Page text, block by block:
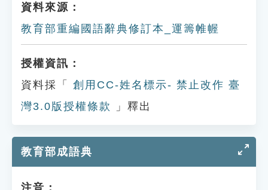
資料來源：
教育部重編國語辭典修訂本_運籌帷幄
授權資訊：
資料採「
創用CC-姓名標示- 禁止改作 臺
灣3.0版授權條款
」釋出
教育部成語典
注音：